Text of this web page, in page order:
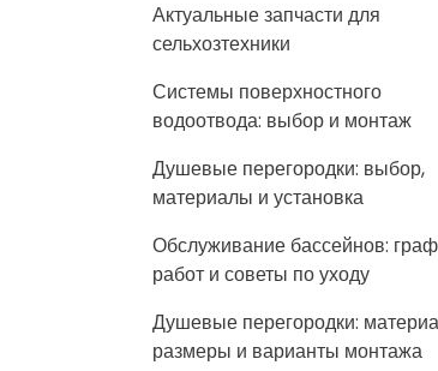
Актуальные запчасти для
сельхозтехники
Системы поверхностного
водоотвода: выбор и монтаж
Душевые перегородки: выбор,
материалы и установка
Обслуживание бассейнов:
работ и советы по уходу
Душевые перегородки:
размеры и варианты монтажа